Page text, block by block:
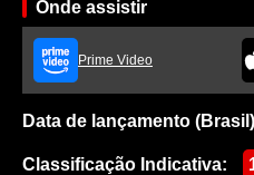
Onde assistir
Prime Video
Data de lançamento
Classificação Indicativa: